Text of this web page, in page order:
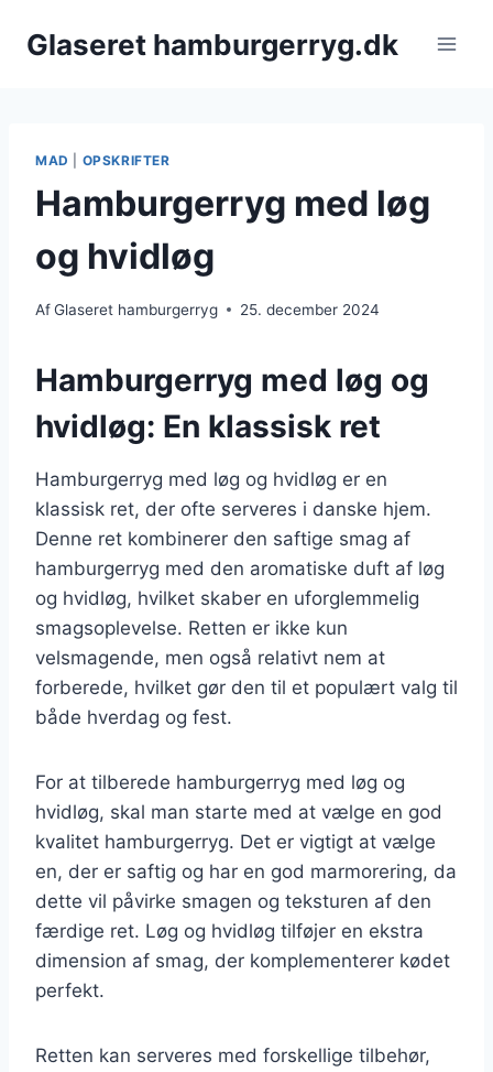
Glaseret hamburgerryg.dk
MAD OPSKRIFTER
Hamburgerryg med løg
og hvidløg
AfGlaseret hamburgerryg 25. december 2024
Hamburgerryg med løg og
hvidløg: En klassisk ret
Hamburgerryg med løg og hvidløg er en
klassisk ret, der ofte serveres i danske hjem.
Denne ret kombinerer den saftige smag af
hamburgerryg med den aromatiske duft af løg
og hvidløg, hvilket skaber en uforglemmelig
smagsoplevelse. Retten er ikke kun
velsmagende, men også relativt nem at
forberede, hvilket gør den til et populært valg til
både hverdag og fest.
For at tilberede hamburgerryg med løg og
hvidløg, skal man starte med at vælge en god
kvalitet hamburgerryg. Det er vigtigt at vælge
en, der er saftig og har en god marmorering, da
dette vil påvirke smagen og teksturen af den
færdige ret. Løg og hvidløg tilføjer en ekstra
dimension af smag, der komplementerer kødet
perfekt.
Retten kan serveres med forskellige tilbehør,